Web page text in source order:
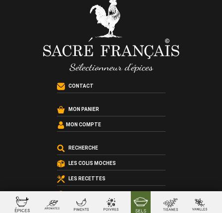
CONTACT
MON PANIER
MON COMPTE
RECHERCHE
LES COLIS MOCHES
LES RECETTES
LES COFFRETS SUR-MESURE